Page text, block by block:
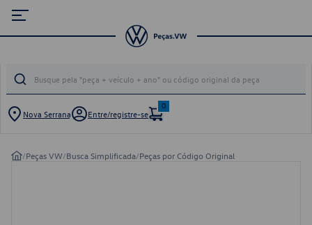
Nova Serrana Entre/registre-se
0
/Peças VW/Busca Simplificada/Peças por Código Original